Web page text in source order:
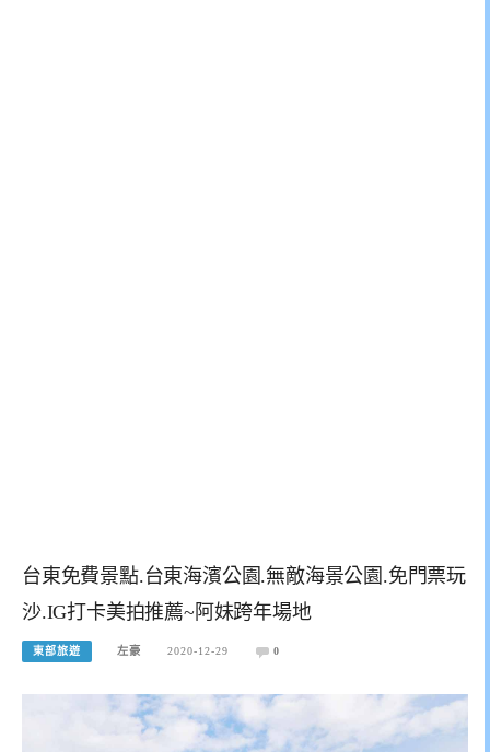
台東免費景點.台東海濱公園.無敵海景公園.免門票玩
沙.IG打卡美拍推薦~阿妹跨年場地
東部旅遊 左豪 2020-12-29 0